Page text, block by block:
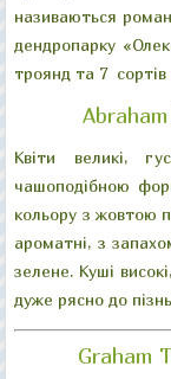
називаються
дендропарку
троянд та 7 сортів
Квіти великі,
чашоподібною
кольору з жовтою
ароматні, з
зелене. Куші
дуже рясно до
Graham